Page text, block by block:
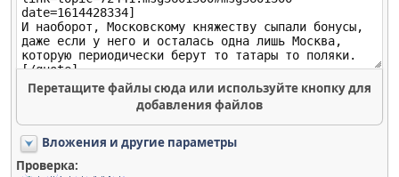
Перетащите файлы сюда или используйте кнопку для
добавления файлов
Вложения и другие параметры
Проверка: